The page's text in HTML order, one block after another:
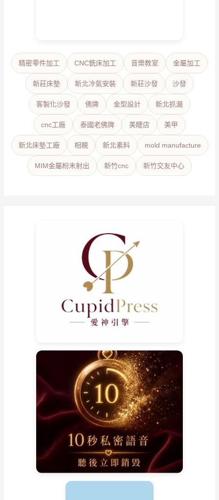
精密零件加工 CNC銑床加工 音樂教室 金屬加工
新莊床墊 新北冷氣安裝 新莊沙發 沙發
客製化沙發 佛牌 金型設計 新北抓漏
cnc工廠 泰國老佛牌 美睫店 美甲
新北床墊工廠 相親 新北素料 mold manufacture
MIM金屬粉末射出 新竹cnc 新竹交友中心